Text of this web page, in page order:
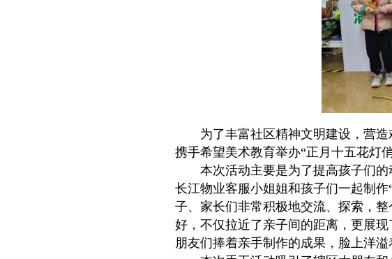
为了丰富社区精神文明建设，营
携手希望美术教育举办“正月十五花灯
本次活动主要是为了提高孩子们的
长江物业客服小姐姐和孩子们一起制
子、家长们非常积极地交流、探索，
好，不仅拉近了亲子间的距离，更展
朋友们捧着亲手制作的成果，脸上洋溢